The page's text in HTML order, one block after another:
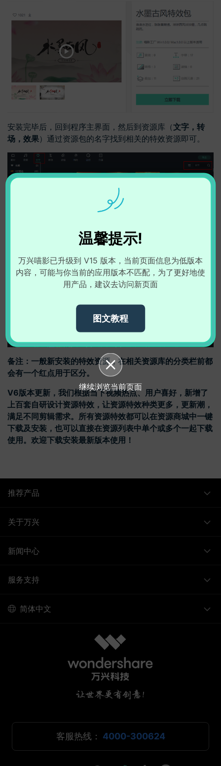
安装完毕后，回到程序主界面，然后到资源库（文字，转
场，效果）通过资源包的名字找到相关的特效资源即可。
备注：一般新安装的特效资源，在相关资源库的分类栏前都
会有一个红点用于区分。
V6版本更新，我们根据当下视频热点、用户喜好，新增了
上百套自研设计资源特效，让资源特效种类更多，更新潮，
满足不同剪辑需求。所有资源特效都可以在资源商城中一键
下载及安装，也可以直接在资源列表中单个或多个一起下载
使用。欢迎下载安装最新版本使用！
温馨提示!
万兴喵影已升级到 V15 版本，当前页面信息为低版本
内容，可能与你当前的应用版本不匹配，为了更好地使
用产品，建议去访问新页面
图文教程
继续浏览当前页面
推荐产品
关于万兴
新闻中心
服务支持
简体中文
客服热线： 4000-300624